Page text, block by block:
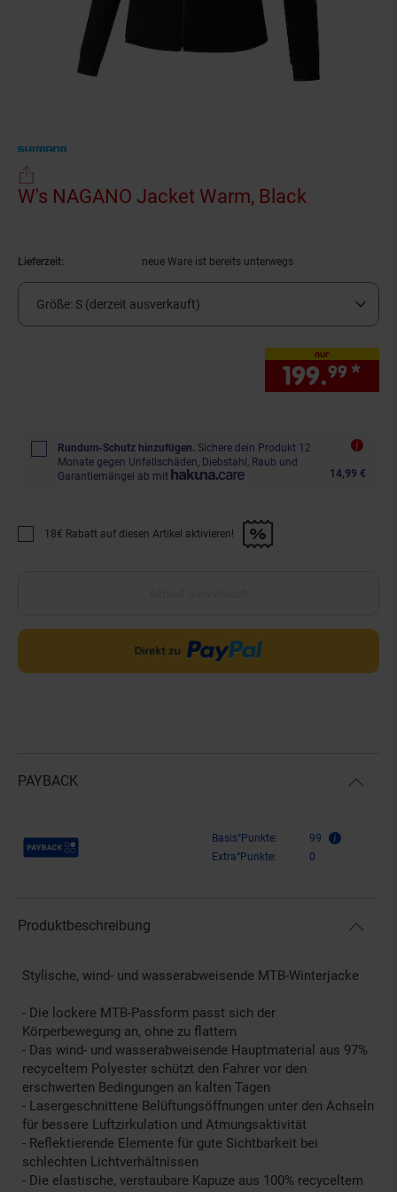
W's NAGANO Jacket Warm, Black
Lieferzeit: neue Ware ist bereits unterwegs
Größe: S (derzeit ausverkauft)
nur
199.99 *
Rundum-Schutz hinzufügen. Sichere dein Produkt 12
Monate gegen Unfallschäden, Diebstahl, Raub und
Garantiemängel ab mit
14,99 €
Promotion "18€ Rabatt auf diesen Artikel aktivieren!" anwenden
18€ Rabatt auf diesen Artikel aktivieren!
PAYBACK
Payback Punkte Basis°Punkte:
99
Extra°Punkte:
0
Produktbeschreibung
Stylische, wind- und wasserabweisende MTB-Winterjacke
- Die lockere MTB-Passform passt sich der
Körperbewegung an, ohne zu flattern
- Das wind- und wasserabweisende Hauptmaterial aus 97%
recyceltem Polyester schützt den Fahrer vor den
erschwerten Bedingungen an kalten Tagen
- Lasergeschnittene Belüftungsöffnungen unter den Achseln
für bessere Luftzirkulation und Atmungsaktivität
- Reflektierende Elemente für gute Sichtbarkeit bei
schlechten Lichtverhältnissen
- Die elastische, verstaubare Kapuze aus 100% recyceltem